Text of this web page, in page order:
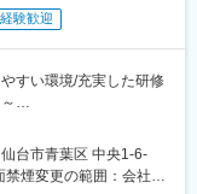
、中長期的なコネク
グ
レッジとして型化
験歓迎
すい環境/充実した研修
すい環境です
ています
台市青葉区 中央1-6-
煙変更の範囲：会社の